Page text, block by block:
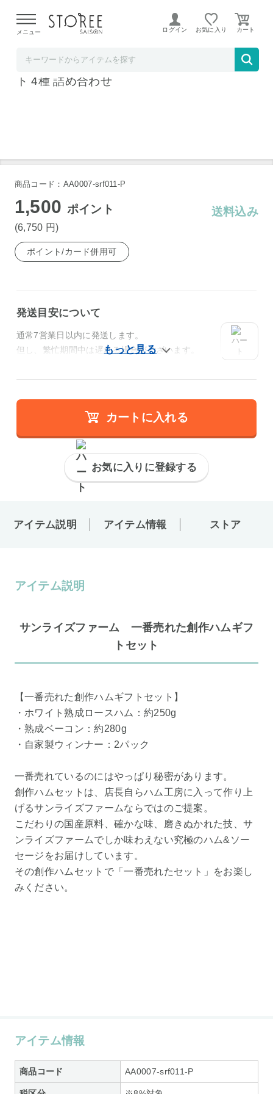
よる配送遅延が発生しております。
メニュー ログイン お気に入り
サンライズファーム 一番売れた創作ハムセッ
ト 4種 詰め合わせ
商品コード：AA0007-srf011-P
1,500 ポイント
(6,750 円)
送料込み
ポイント/カード併用可
発送目安について
通常7営業日以内に発送します。
但し、繁忙期間中は遅れる場合がございます。
カートに入れる
お気に入りに登録する
アイテム説明 アイテム情報 ストア
アイテム説明
サンライズファーム 一番売れた創作ハムギフ
トセット
【一番売れた創作ハムギフトセット】
・ホワイト熟成ロースハム：約250g
・熟成ベーコン：約280g
・自家製ウィンナー：2パック
一番売れているのにはやっぱり秘密があります。
創作ハムセットは、店長自らハム工房に入って作り上
げるサンライズファームならではのご提案。
こだわりの国産原料、確かな味、磨きぬかれた技、サ
ンライズファームでしか味わえない究極のハム&ソー
セージをお届けしています。
その創作ハムセットで「一番売れたセット」をお楽し
みください。
アイテム情報
商品コード AA0007-srf011-P